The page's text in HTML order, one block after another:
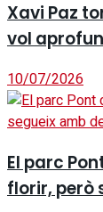
Xavi Paz
vol
10/07/2026
El parc
florir, però